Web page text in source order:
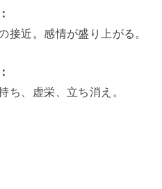
接近。感情が盛り上がる。
ち、虚栄、立ち消え。